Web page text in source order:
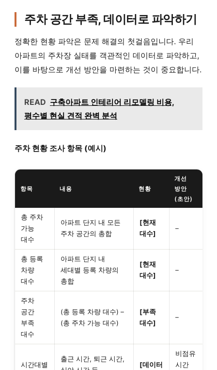
주차 공간 부족, 데이터로 파악하기
정확한 현황 파악은 문제 해결의 첫걸음입니다. 우리
아파트의 주차장 실태를 객관적인 데이터로 파악하고,
이를 바탕으로 개선 방안을 마련하는 것이 중요합니다.
READ 구축아파트 인테리어 리모델링 비용,
평수별 현실 견적 완벽 분석
주차 현황 조사 항목 (예시)
항목 내용 현황
개선
방안
(초안)
총 주차
가능
대수
아파트 단지 내 모든
주차 공간의 총합
[현재
대수]
–
총 등록
차량
대수
아파트 단지 내
세대별 등록 차량의
총합
[현재
대수]
–
주차
공간
부족
대수
(총 등록 차량 대수) –
(총 주차 가능 대수)
[부족
대수]
–
시간대별
출근 시간, 퇴근 시간,
[데이터
비점유
시간